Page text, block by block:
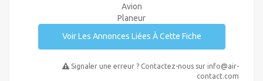
Avion
Planeur
Voir Les Annonces Liées À Cette Fiche
Signaler une erreur ? Contactez-nous sur info@air-
contact.com